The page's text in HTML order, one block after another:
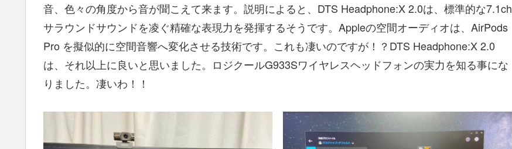
音、色々の角度から音が聞こえて来ます。説明によると、DTS Headphone:X 2.0は、標準的な7.1ch
サラウンドサウンドを凌ぐ精確な表現力を発揮するそうです。Appleの空間オーディオは、AirPods
Pro を擬似的に空間音響へ変化させる技術です。これも凄いのですが！？DTS Headphone:X 2.0
は、それ以上に良いと思いました。ロジクールG933Sワイヤレスヘッドフォンの実力を知る事にな
りました。凄いわ！！